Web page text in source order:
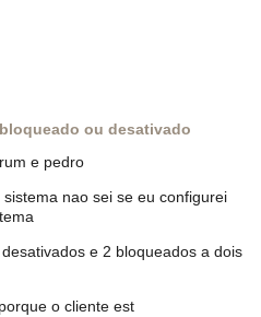
ou desativado
e pedro
nao sei se eu configurei
e 2 bloqueados a dois
o cliente est